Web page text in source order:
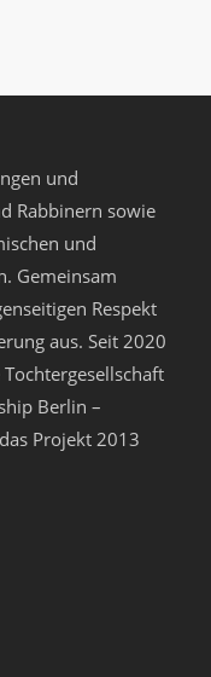
und
Rabbinern sowie
und
Gemeinsam
Respekt
aus. Seit 2020
Berlin –
Projekt 2013